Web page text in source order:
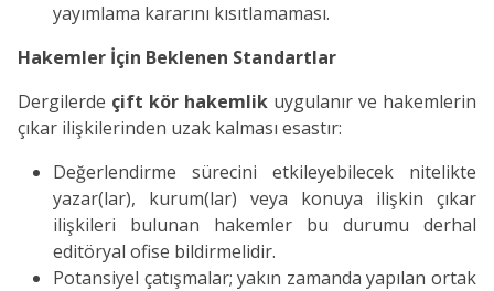
yayımlama kararını kısıtlamaması.
Hakemler İçin Beklenen Standartlar
Dergilerde çift kör hakemlik uygulanır ve hakemlerin
çıkar ilişkilerinden uzak kalması esastır:
Değerlendirme sürecini etkileyebilecek nitelikte
yazar(lar), kurum(lar) veya konuya ilişkin çıkar
ilişkileri bulunan hakemler bu durumu derhal
editöryal ofise bildirmelidir.
Potansiyel çatışmalar; yakın zamanda yapılan ortak